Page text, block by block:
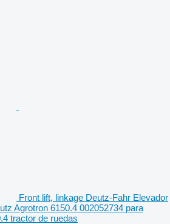
Front lift, linkage Deutz-Fahr Elevador
Agrotron 6150.4 002052734 para
tractor de ruedas